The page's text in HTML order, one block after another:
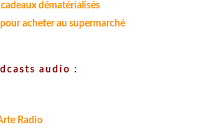
dématérialisés
acheter au supermarché
audio :
Radio